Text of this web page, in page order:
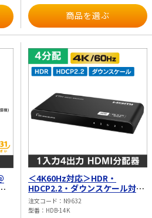
い
ち
防
す
ご
機
替
器
だけでなく、人や台車が行き交うイ
ベント等の映像システム設営にも便
利 長さ 10m・15m・20m・30m・
50m・100m ケーブル色:ブラック 詳
4K60Hzフルスペック映像 ・Ethernet
規格・ディープカラー対応 ・
CEC(各社リンク機能) ■ご注意■ 当
機器との間に、分配器やアダプタ、
切替器などを挟んで接続した場合、
分配器やアダプタ、切替器の性能に
よって、映像が映らない場合がござい
商品を選ぶ
＜4K60Hz対応＞HDR・
HDCP2.2・ダウンスケール対応
HDMI 4分配器
注文コード
N9632
型番
HDB-14K